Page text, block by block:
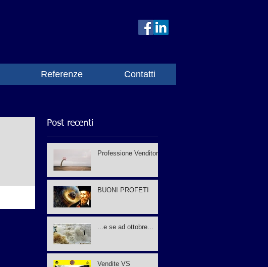
Referenze Contatti
Post recenti
Professione Venditore
BUONI PROFETI
...e se ad ottobre...
Vendite VS